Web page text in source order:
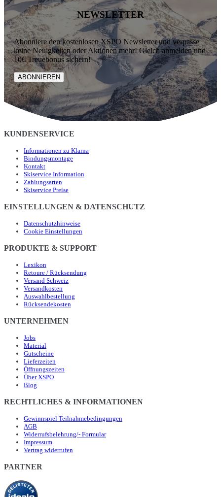
NEWSLETTER
Abonniere den kostenlosen XSPO Newsletter und verpasse
keine Neuigkeiten oder Aktionen mehr! Gleich anmelden und
10€ Treuebonus sichern!
ABONNIEREN
KUNDENSERVICE
Informationen zu Klarna
Bindungsmontage
Kontakt
Skiservice Information
Zahlungsarten
Skiservice Preise
EINSTELLUNGEN & DATENSCHUTZ
Datenschutzhinweise
Cookie Einstellungen
PRODUKTE & SUPPORT
Lexikon
Retoure / Rücksendung
Versand Schweiz
Versandkosten
Auswahlbestellung
Rücksendekosten
UNTERNEHMEN
Jobs
Material
Gutscheine
Lieferzeiten
Öffnungszeiten
Über XSPO
Blog
RECHTLICHES & INFORMATIONEN
Gewinnspiel Teilnahmebedingungen
AGB
Widerrufsbelehrung/- Formular
Impressum
Vertrag widerrufen
PARTNER